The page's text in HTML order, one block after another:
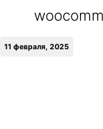
11 февраля, 2025